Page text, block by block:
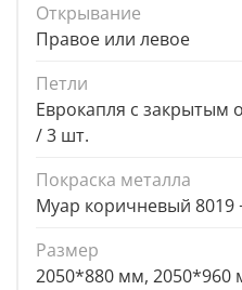
Открывание
Правое или левое
Петли
Еврокапля с
/ 3 шт.
Покраска металла
Муар коричневый 8019
Размер
2050*880 мм, 2050*960